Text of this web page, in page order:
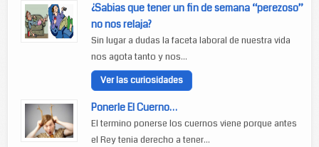
¿Sabias que tener un fin de semana “perezoso”
no nos relaja?
Sin lugar a dudas la faceta laboral de nuestra vida
nos agota tanto y nos...
Ver las curiosidades
Ponerle El Cuerno…
El termino ponerse los cuernos viene porque antes
el Rey tenia derecho a tener...